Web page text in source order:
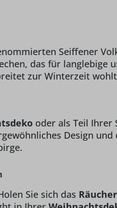
Seiffener
das für langlebige
zur Winterzeit
oder als Teil Ihrer
Design
Sie sich das